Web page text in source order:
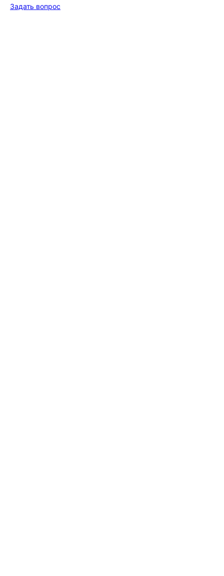
Задать вопрос